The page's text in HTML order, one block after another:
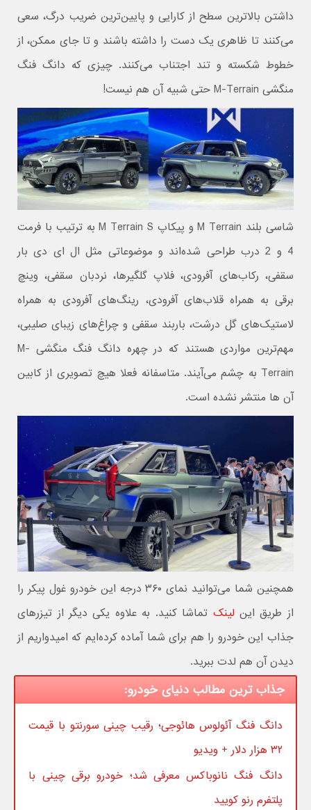
داشتن بالاترین سطح از کارایی و پایین‌ترین ضریب درگ، سعی
می‌کنند تا ظاهری یک دست را داشته باشند و تا جای ممکن، از
خطوط شکسته و تند اجتناب می‌کنند. چیزی که دانگ فنگ
منگشی M-Terrain حتی شبیه آن هم نیست!
شاسی بلند M Terrain و پیکاپ M Terrain S به ترتیب با فرمت
4 و 2 درب طراحی شده‌اند و موضوعاتی مثل ال ای دی بار
سقفی، رکاب‌های آفرودی، فلاپ گلگیرها، نردبان سقفی، وینچ
برقی به همراه قلاب‌های آفرودی، رینگ‌های آفرودی به همراه
لاستیک‌های گل درشت، باربند سقفی و چراغ‌های زیبای صلیبی،
مهم‌ترین مواردی هستند که در چهره دانگ فنگ منگشی M-
Terrain به چشم می‌آیند. متاسفانه فعلا هیچ تصویری از کابین
آن ها منتشر نشده است.
همچنین شما می‌توانید نمای ۳۶۰ درجه این خودرو غول پیکر را
از طریق این لینک تماشا کنید. به علاوه یکی دیگر از تیزرهای
جذاب این خودرو را هم برای شما آماده کرده‌ایم که امیدواریم از
دیدن آن هم لدت ببرید.
جذاب ترین مطالب دنیای خودرو:
دانگ فنگ آئولوس هائوجی؛ رقیب چینی سورنتو با قیمت
۳۲ هزار دلار + ویدیو
دانگ فنگ نانوباکس معرفی شد؛ خودرو برقی چینی با
پلتفرم رنو کویید